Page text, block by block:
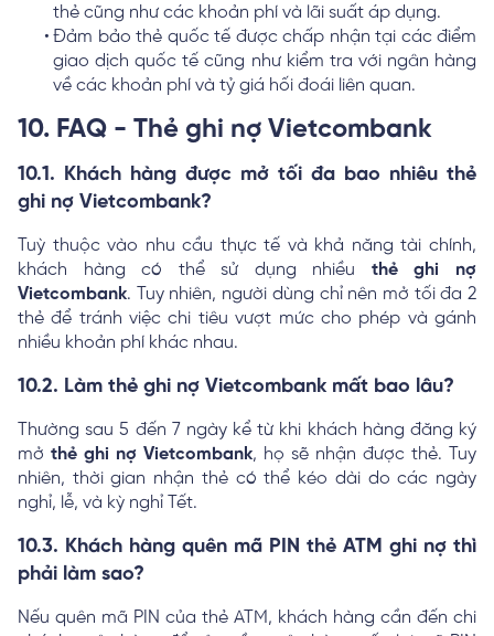
thẻ cũng như các khoản phí và lãi suất áp dụng.
Đảm bảo thẻ quốc tế được chấp nhận tại các điểm
giao dịch quốc tế cũng như kiểm tra với ngân hàng
về các khoản phí và tỷ giá hối đoái liên quan.
10. FAQ - Thẻ ghi nợ Vietcombank
10.1. Khách hàng được mở tối đa bao nhiêu thẻ
ghi nợ Vietcombank?
Tuỳ thuộc vào nhu cầu thực tế và khả năng tài chính,
khách hàng có thể sử dụng nhiều thẻ ghi nợ
Vietcombank. Tuy nhiên, người dùng chỉ nên mở tối đa 2
thẻ để tránh việc chi tiêu vượt mức cho phép và gánh
nhiều khoản phí khác nhau.
10.2. Làm thẻ ghi nợ Vietcombank mất bao lâu?
Thường sau 5 đến 7 ngày kể từ khi khách hàng đăng ký
mở thẻ ghi nợ Vietcombank, họ sẽ nhận được thẻ. Tuy
nhiên, thời gian nhận thẻ có thể kéo dài do các ngày
nghỉ, lễ, và kỳ nghỉ Tết.
10.3. Khách hàng quên mã PIN thẻ ATM ghi nợ thì
phải làm sao?
Nếu quên mã PIN của thẻ ATM, khách hàng cần đến chi